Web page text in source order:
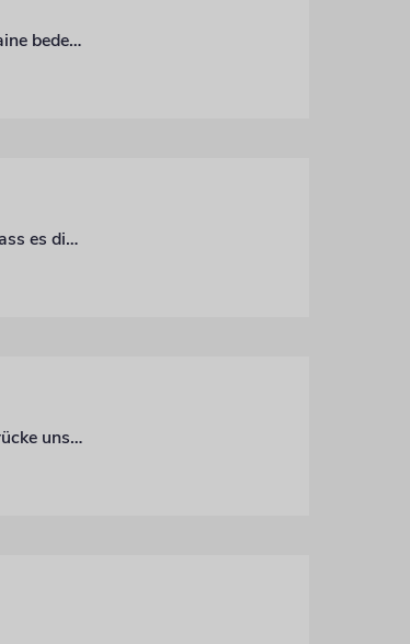
Was die Wiederwahl des französischen Präsidenten Emmanuel Macron für die EU und die Ukraine bedeutet
Um die Freiheit feiern zu können, muss sie erst errungen werden. Unser Autor in Kiew meint, dass es die Pflicht Europas ist, der Ukraine dabei zu helfen
Jüdische Gemeinden sind zu wichtigen Orten der Zivilgesellschaft geworden. Persönliche Eindrücke unseres Kiewer Autors